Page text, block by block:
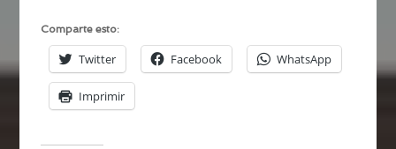
Comparte esto:
Twitter Facebook WhatsApp
Imprimir